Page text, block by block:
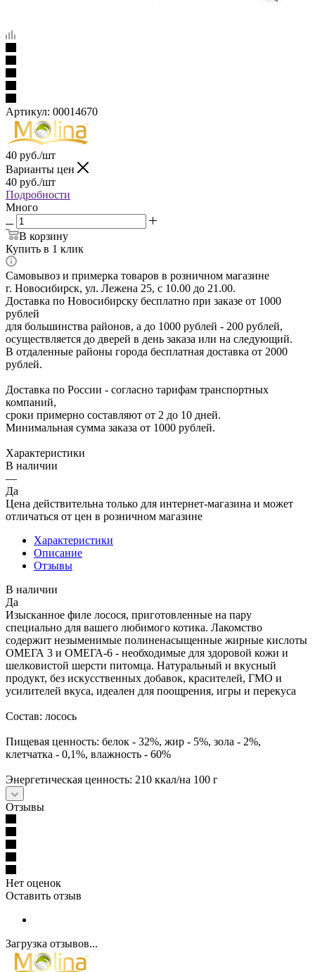
Артикул: 00014670
40 руб./шт
Варианты цен
40 руб./шт
Подробности
Много
В корзину
Купить в 1 клик
Самовывоз и примерка товаров в розничном магазине
г. Новосибирск, ул. Лежена 25, с 10.00 до 21.00.
Доставка по Новосибирску бесплатно при заказе от 1000
рублей
для большинства районов, а до 1000 рублей - 200 рублей,
осуществляется до дверей в день заказа или на следующий.
В отдаленные районы города бесплатная доставка от 2000
рублей.
Доставка по России - согласно тарифам транспортных
компаний,
сроки примерно составляют от 2 до 10 дней.
Минимальная сумма заказа от 1000 рублей.
Характеристики
В наличии
—
Да
Цена действительна только для интернет-магазина и может
отличаться от цен в розничном магазине
Характеристики
Описание
Отзывы
В наличии
Да
Изысканное филе лосося, приготовленные на пару
специально для вашего любимого котика. Лакомство
содержит незыменимые полиненасыщенные жирные кислоты
ОМЕГА 3 и ОМЕГА-6 - необходимые для здоровой кожи и
шелковистой шерсти питомца. Натуральный и вкусный
продукт, без искусственных добавок, красителей, ГМО и
усилителей вкуса, идеален для поощрения, игры и перекуса
Состав: лосось
Пищевая ценность: белок - 32%, жир - 5%, зола - 2%,
клетчатка - 0,1%, влажность - 60%
Энергетическая ценность: 210 ккал/на 100 г
Отзывы
Нет оценок
Оставить отзыв
Загрузка отзывов...